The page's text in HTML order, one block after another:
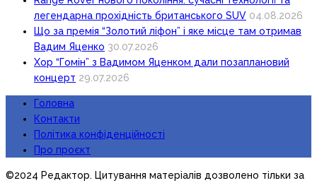
легендарна прохідність британського SUV 04.08.2026
Що за премія “Золотий ліфон” і яке місце там отримав
Вадим Яценко 30.07.2026
Хор “Гомін” з Вадимом Яценком дали позаплановий
концерт 29.07.2026
Головна
Контакти
Політика конфіденційності
Про проєкт
©2024 Редактор. Цитування матеріалів дозволено тільки за